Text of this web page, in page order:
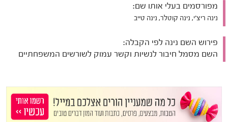
מפורסמים בעלי אותו שם:
נינה ריצ'י, נינה קוטלר, נינה טייב
פירוש השם נינה לפי הקבלה:
השם מסמל חיבור לנשיות וקשר עמוק לשורשים המשפחתיים